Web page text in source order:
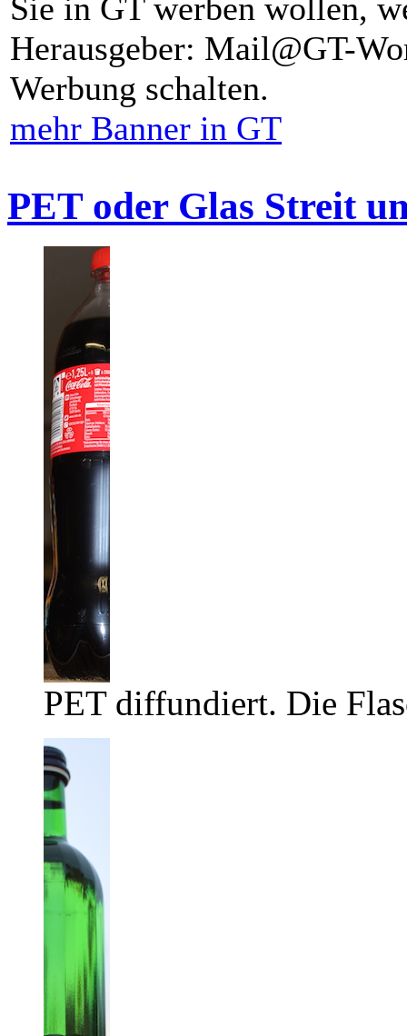
Sie in GT werben wollen,
Herausgeber: Mail@GT-
Werbung schalten.
mehr Banner in GT
PET oder Glas Streit
PET diffundiert. Die